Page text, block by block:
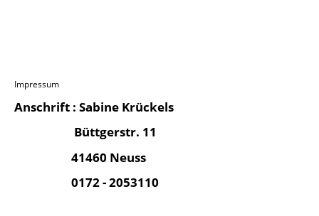
Impressum
Anschrift : Sabine Krückels
Büttgerstr. 11
41460 Neuss
0172 - 2053110